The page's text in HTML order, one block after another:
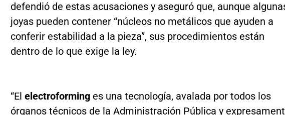
defendió de estas acusaciones y aseguró que, aunque
joyas pueden contener “núcleos no metálicos que ayuden a
conferir estabilidad a la pieza”, sus procedimientos están
dentro de lo que exige la ley.
“El electroforminges una tecnología, avalada por todos los
órganos técnicos de la Administración Pública y